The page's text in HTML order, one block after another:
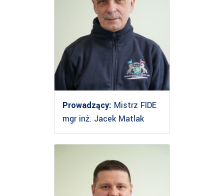
Prowadzący: Mistrz FIDE
mgr inż. Jacek Matlak